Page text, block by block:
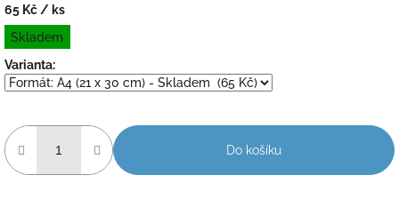
65 Kč / ks
Měrná
cena:
Skladem
Varianta:
Do košíku